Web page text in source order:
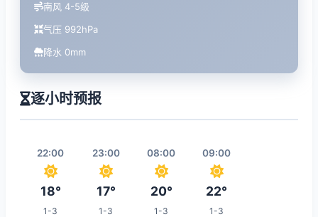
南风 4-5级
气压 992hPa
降水 0mm
逐小时预报
22:00
18°
1-3
23:00
17°
1-3
08:00
20°
1-3
09:00
22°
1-3